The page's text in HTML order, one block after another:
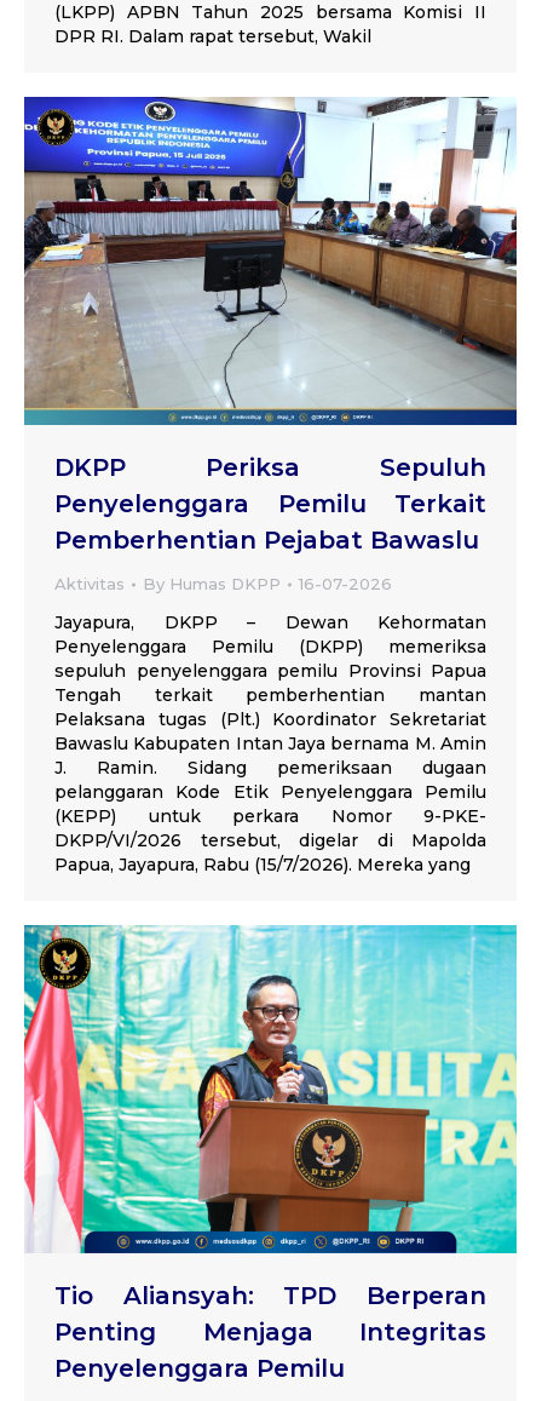
(LKPP) APBN Tahun 2025 bersama Komisi II
DPR RI. Dalam rapat tersebut, Wakil
DKPP Periksa Sepuluh
Penyelenggara Pemilu Terkait
Pemberhentian Pejabat Bawaslu
Aktivitas By Humas DKPP 16-07-2026
Jayapura, DKPP – Dewan Kehormatan
Penyelenggara Pemilu (DKPP) memeriksa
sepuluh penyelenggara pemilu Provinsi Papua
Tengah terkait pemberhentian mantan
Pelaksana tugas (Plt.) Koordinator Sekretariat
Bawaslu Kabupaten Intan Jaya bernama M. Amin
J. Ramin. Sidang pemeriksaan dugaan
pelanggaran Kode Etik Penyelenggara Pemilu
(KEPP) untuk perkara Nomor 9-PKE-
DKPP/VI/2026 tersebut, digelar di Mapolda
Papua, Jayapura, Rabu (15/7/2026). Mereka yang
Tio Aliansyah: TPD Berperan
Penting Menjaga Integritas
Penyelenggara Pemilu